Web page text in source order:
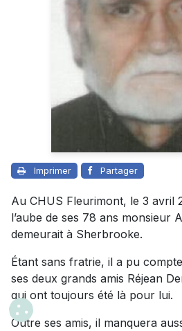
Imprimer Partager
Au CHUS Fleurimont, le 3 avril
l’aube de ses 78 ans monsieur
demeurait à Sherbrooke.
Étant sans fratrie, il a pu
ses deux grands amis Réjean
qui ont toujours été là pour lui.
Outre ses amis, il manquera